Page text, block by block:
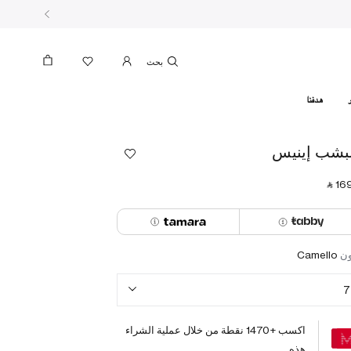
هدفنا
إينيس
⃁
Camello
7
اكسب +1470 نقطة من خلال عملية الشراء
هذه.